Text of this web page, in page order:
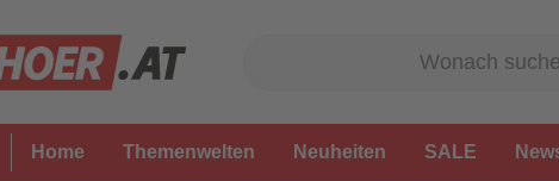
Home Themenwelten Neuheiten SALE